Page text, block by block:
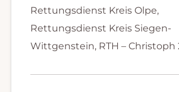
Rettungsdienst Kreis Olpe,
Rettungsdienst Kreis Siegen-
Wittgenstein, RTH – Christoph